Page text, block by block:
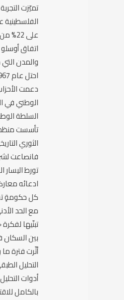
تميّزت
على
اتفاق
احتل عام 1967 وذلك من خلال الترويج للاستقلال بطريقة ديماغوجية عبر الادعاء بالإجماع فلسطينياً عليها.
دعمت
الوطني في
السلطة
تأسست
الثوري
فانصاعت
تورط
ادعائه
كل حكومةٍ
مع الحد
تبنّيها
بين السكان
أثّرت فترة
التحليل
أدوات
بالكامل